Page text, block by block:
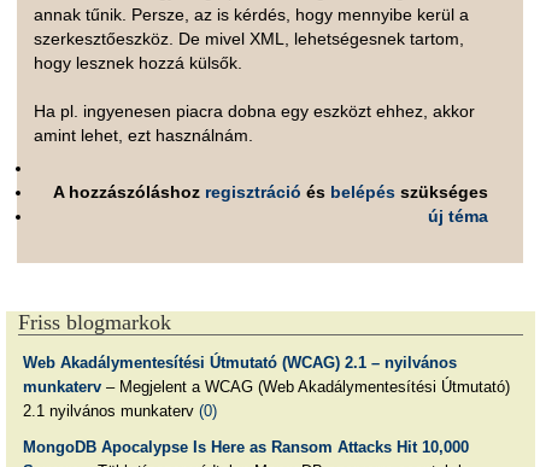
annak tűnik. Persze, az is kérdés, hogy mennyibe kerül a
szerkesztőeszköz. De mivel XML, lehetségesnek tartom,
hogy lesznek hozzá külsők.
Ha pl. ingyenesen piacra dobna egy eszközt ehhez, akkor
amint lehet, ezt használnám.
A hozzászóláshoz regisztráció és belépés szükséges
új téma
Friss blogmarkok
Web Akadálymentesítési Útmutató (WCAG) 2.1 – nyilvános
munkaterv– Megjelent a WCAG (Web Akadálymentesítési Útmutató)
2.1 nyilvános munkaterv (0)
MongoDB Apocalypse Is Here as Ransom Attacks Hit 10,000